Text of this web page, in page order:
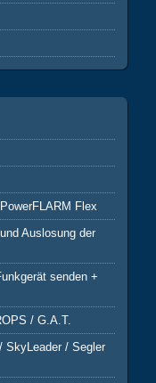
Flex
Auslosung der
senden +
/ G.A.T.
SkyLeader / Segler